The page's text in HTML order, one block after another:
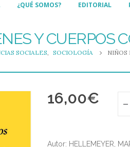
¿QUÉ SOMOS? EDITORIAL
Y CUERPOS
SOCIALES, SOCIOLOGÍA NIÑOS
16,00€
Autor: HELLEMEYER,